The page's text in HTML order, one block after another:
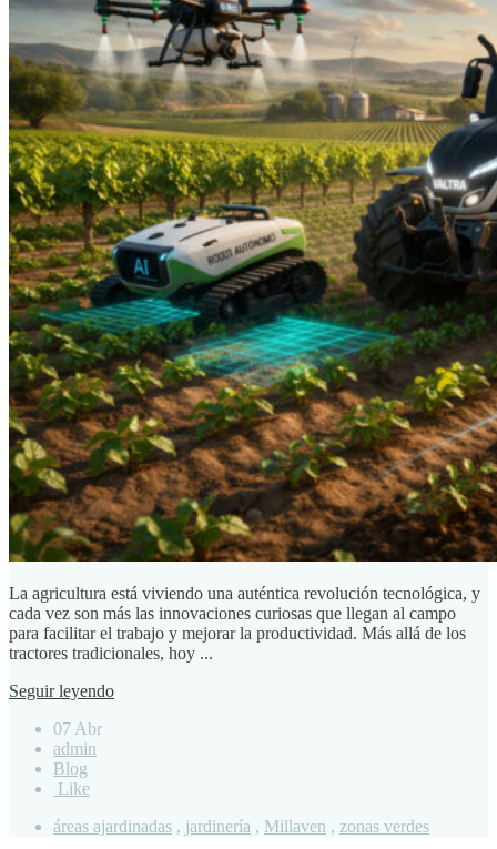
La agricultura está viviendo una auténtica revolución tecnológica, y
cada vez son más las innovaciones curiosas que llegan al campo
para facilitar el trabajo y mejorar la productividad. Más allá de los
tractores tradicionales, hoy ...
Seguir leyendo
07 Abr
admin
Blog
Like
áreas ajardinadas , jardinería , Millaven , zonas verdes